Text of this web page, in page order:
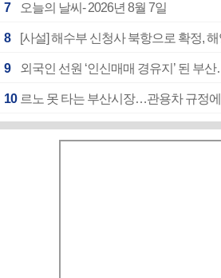
7 오늘의 날씨- 2026년 8월 7일
8 [사설] 해수부 신청사 북항으로 확정,
9 외국인 선원 ‘인신매매 경유지’ 된 부
10 르노 못 타는 부산시장…관용차 규정